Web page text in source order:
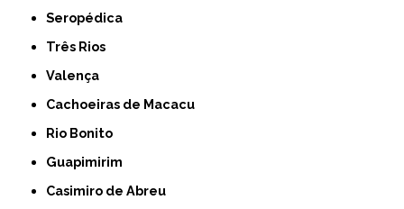
Seropédica
Três Rios
Valença
Cachoeiras de Macacu
Rio Bonito
Guapimirim
Casimiro de Abreu